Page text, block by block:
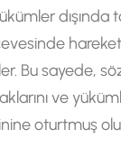
dışında
Bu sayede,
ve
oturtmuş